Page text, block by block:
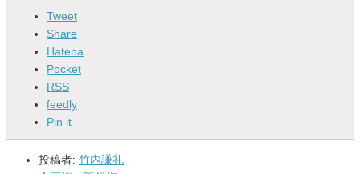
Tweet
Share
Hatena
Pocket
RSS
feedly
Pin it
投稿者: 竹内謙礼